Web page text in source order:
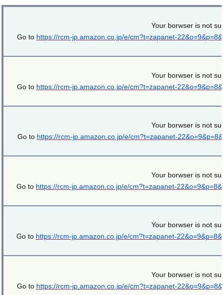
Your borwser is not
Go to https://rcm-jp.amazon.co.jp/e/cm?t=zapanet-
Your borwser is not
Go to https://rcm-jp.amazon.co.jp/e/cm?t=zapanet-
Your borwser is not
Go to https://rcm-jp.amazon.co.jp/e/cm?t=zapanet-
Your borwser is not
Go to https://rcm-jp.amazon.co.jp/e/cm?t=zapanet-
Your borwser is not
Go to https://rcm-jp.amazon.co.jp/e/cm?t=zapanet-
Your borwser is not
Go to https://rcm-jp.amazon.co.jp/e/cm?t=zapanet-